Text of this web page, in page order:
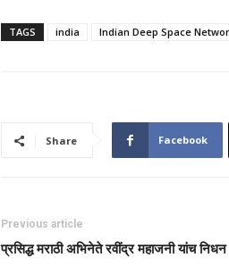
TAGS india Indian Deep Space
Share Facebook
Previous article
प्रसिद्ध मराठी अभिनेते रवींद्र महाजनी यांच निधन